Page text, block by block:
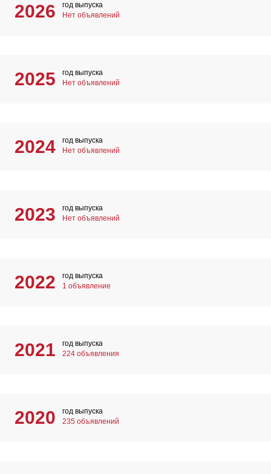
2026
год выпуска
Нет объявлений
2025
год выпуска
Нет объявлений
2024
год выпуска
Нет объявлений
2023
год выпуска
Нет объявлений
2022
год выпуска
1 объявление
2021
год выпуска
224 объявления
2020
год выпуска
235 объявлений